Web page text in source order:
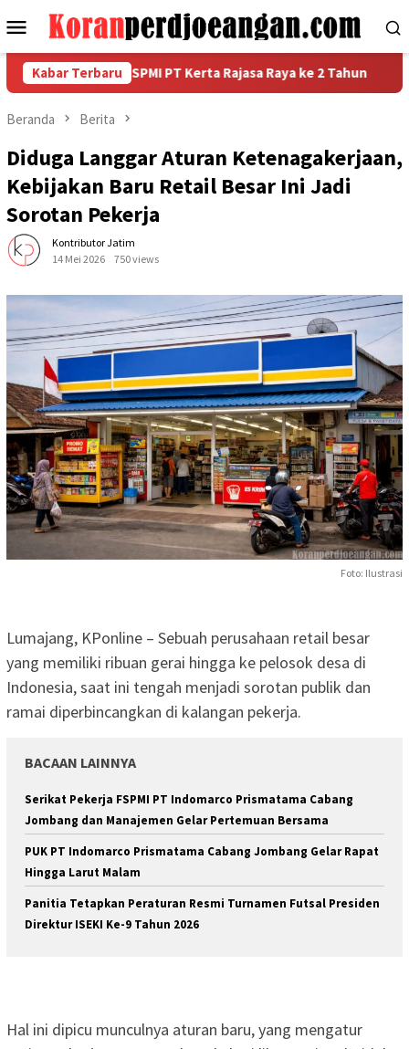
ke
Menu
Mobile
Kabar Terbaru
HUT FSPMI PT Kerta Rajasa Raya ke 2 Tahun
Beranda Berita
Diduga Langgar Aturan Ketenagakerjaan,
Kebijakan Baru Retail Besar Ini Jadi
Sorotan Pekerja
Kontributor Jatim
14 Mei 2026
750 views
Foto: Ilustrasi
Lumajang, KPonline – Sebuah perusahaan retail besar
yang memiliki ribuan gerai hingga ke pelosok desa di
Indonesia, saat ini tengah menjadi sorotan publik dan
ramai diperbincangkan di kalangan pekerja.
BACAAN LAINNYA
Serikat Pekerja FSPMI PT Indomarco Prismatama Cabang
Jombang dan Manajemen Gelar Pertemuan Bersama
PUK PT Indomarco Prismatama Cabang Jombang Gelar Rapat
Hingga Larut Malam
Panitia Tetapkan Peraturan Resmi Turnamen Futsal Presiden
Direktur ISEKI Ke-9 Tahun 2026
Hal ini dipicu munculnya aturan baru, yang mengatur